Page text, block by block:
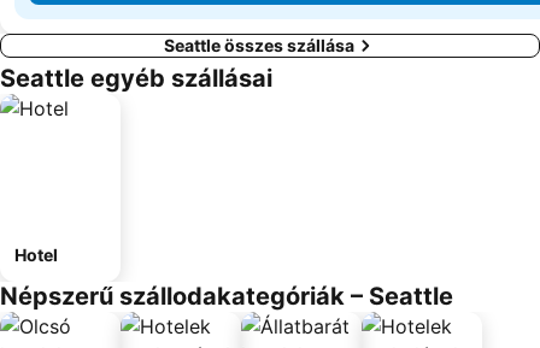
Seattle összes szállása
Seattle egyéb szállásai
Hotel
Népszerű szállodakategóriák – Seattle